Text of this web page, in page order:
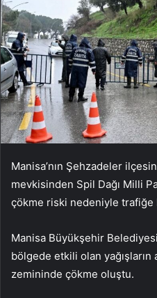
Manisa’nın Şehzadeler
mevkisinden Spil Dağı Milli
çökme riski nedeniyle trafiğe
Manisa Büyükşehir
bölgede etkili olan yağışların
zemininde çökme oluştu.